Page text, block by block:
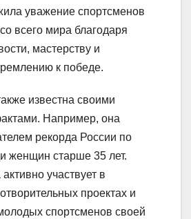
уважение спортсменов
всего мира благодаря
мастерству и
к победе.
известна своими
Например, она
рекорда России по
женщин старше 35 лет.
участвует в
проектах и
спортсменов своей